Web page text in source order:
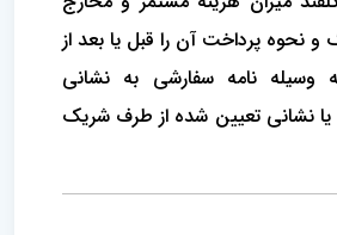
نحوه پرداخت آن را قبل یا بعد از
وسیله نامه سفارشی به نشانی
نشانی‌ تعیین شده از طرف شریک